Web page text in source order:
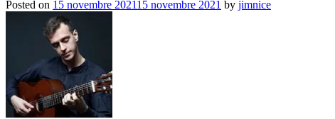
Posted on 15 novembre 202115 novembre 2021 by jimnice